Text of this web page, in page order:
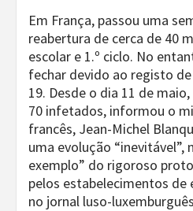
Em França, passou uma
reabertura de cerca de 40
escolar e 1.º ciclo. No
fechar devido ao registo
19. Desde o dia 11 de
70 infetados, informou o
francês, Jean-Michel
uma evolução “inevitável”,
exemplo” do rigoroso
pelos estabelecimentos de
no jornal luso-luxemburguês